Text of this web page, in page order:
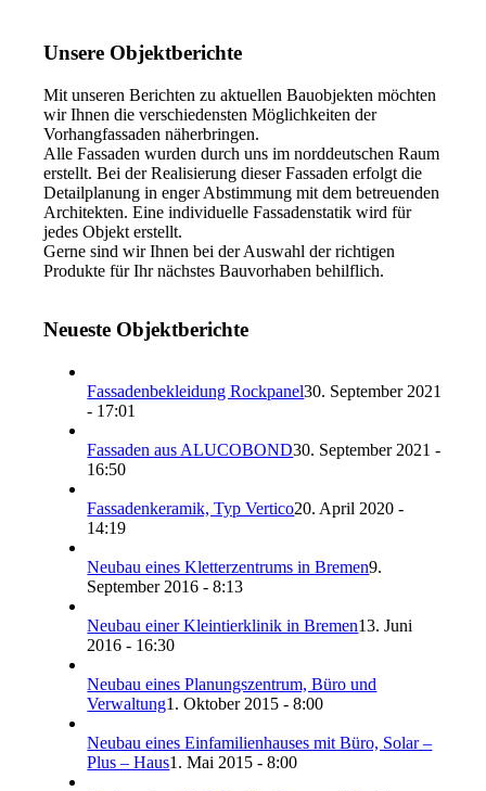
Unsere Objektberichte
Mit unseren Berichten zu aktuellen Bauobjekten möchten
wir Ihnen die verschiedensten Möglichkeiten der
Vorhangfassaden näherbringen.
Alle Fassaden wurden durch uns im norddeutschen Raum
erstellt. Bei der Realisierung dieser Fassaden erfolgt die
Detailplanung in enger Abstimmung mit dem betreuenden
Architekten. Eine individuelle Fassadenstatik wird für
jedes Objekt erstellt.
Gerne sind wir Ihnen bei der Auswahl der richtigen
Produkte für Ihr nächstes Bauvorhaben behilflich.
Neueste Objektberichte
Fassadenbekleidung Rockpanel30. September 2021
- 17:01
Fassaden aus ALUCOBOND30. September 2021 -
16:50
Fassadenkeramik, Typ Vertico20. April 2020 -
14:19
Neubau eines Kletterzentrums in Bremen9.
September 2016 - 8:13
Neubau einer Kleintierklinik in Bremen13. Juni
2016 - 16:30
Neubau eines Planungszentrum, Büro und
Verwaltung1. Oktober 2015 - 8:00
Neubau eines Einfamilienhauses mit Büro, Solar –
Plus – Haus1. Mai 2015 - 8:00